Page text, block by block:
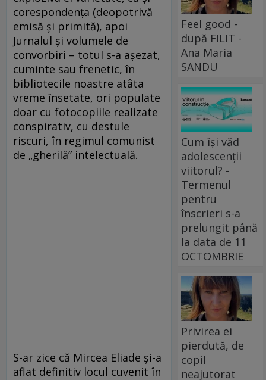
corespondenţa (deopotrivă
emisă şi primită), apoi
Jurnalul şi volumele de
convorbiri – totul s-a aşezat,
cuminte sau frenetic, în
bibliotecile noastre atâta
vreme însetate, ori populate
doar cu fotocopiile realizate
conspirativ, cu destule
riscuri, în regimul comunist
de „gherilă” intelectuală.
S-ar zice că Mircea Eliade şi-a
aflat definitiv locul cuvenit în
Feel good -
după FILIT -
Ana Maria
SANDU
Cum își văd
adolescenții
viitorul? -
Termenul
pentru
înscrieri s-a
prelungit până
la data de 11
OCTOMBRIE
Privirea ei
pierdută, de
copil
neajutorat